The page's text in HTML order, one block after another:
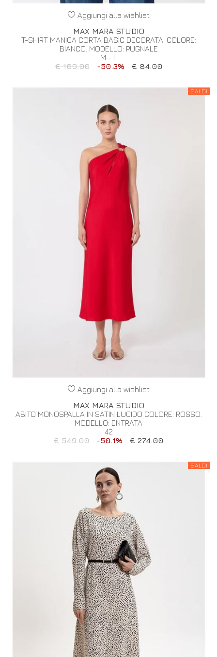
Aggiungi alla wishlist
MAX MARA STUDIO
T-SHIRT MANICA CORTA BASIC DECORATA. COLORE:
BIANCO. MODELLO: PUGNALE
M - L
€ 169.00
-50.3% € 84.00
SALDI
Aggiungi alla wishlist
MAX MARA STUDIO
ABITO MONOSPALLA IN SATIN LUCIDO COLORE: ROSSO.
MODELLO: ENTRATA
42
€ 549.00
-50.1% € 274.00
SALDI